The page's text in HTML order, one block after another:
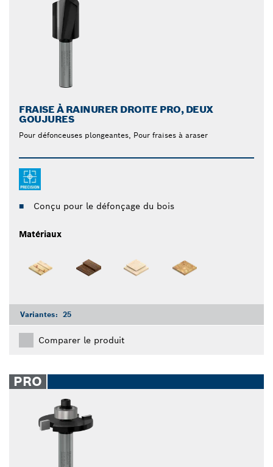
FRAISE À RAINURER DROITE PRO, DEUX
GOUJURES
Pour défonceuses plongeantes, Pour fraises à araser
Conçu pour le défonçage du bois
Matériaux
Variantes: 25
Comparer le produit
PRO